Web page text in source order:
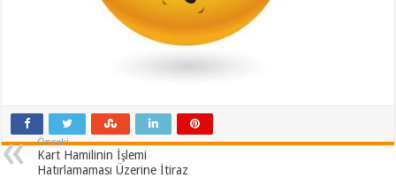
Önceki
Kart Hamilinin İşlemi
Hatırlamaması Üzerine İtiraz